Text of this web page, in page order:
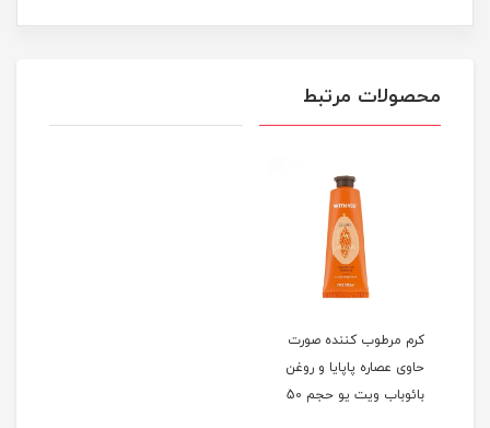
محصولات مرتبط
کرم مرطوب کننده صورت
حاوی عصاره پاپایا و روغن
بائوباب ویت یو حجم 50